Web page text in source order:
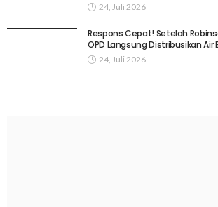
24, Juli 2026
Respons Cepat! Setelah
OPD Langsung Distribusikan Air
24, Juli 2026